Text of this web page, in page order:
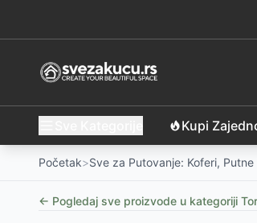
Kupi
Početak>Sve za Putovanje: Koferi,
← Pogledaj sve proizvode u kategoriji